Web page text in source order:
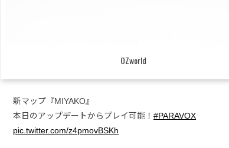
OZworld
新マップ『MIYAKO』
本日のアップデートからプレイ可能！ #PARAVOX
pic.twitter.com/z4pmovBSKh